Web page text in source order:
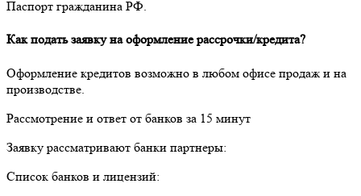
Паспорт гражданина РФ.
Как подать заявку на оформление рассрочки/кредита?
Оформление кредитов возможно в любом офисе продаж и на
производстве.
Рассмотрение и ответ от банков за 15 минут
Заявку рассматривают банки партнеры:
Список банков и лицензий: